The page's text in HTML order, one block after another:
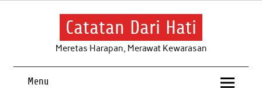
Skip
Catatan Dari Hati
Meretas Harapan, Merawat Kewarasan
Menu